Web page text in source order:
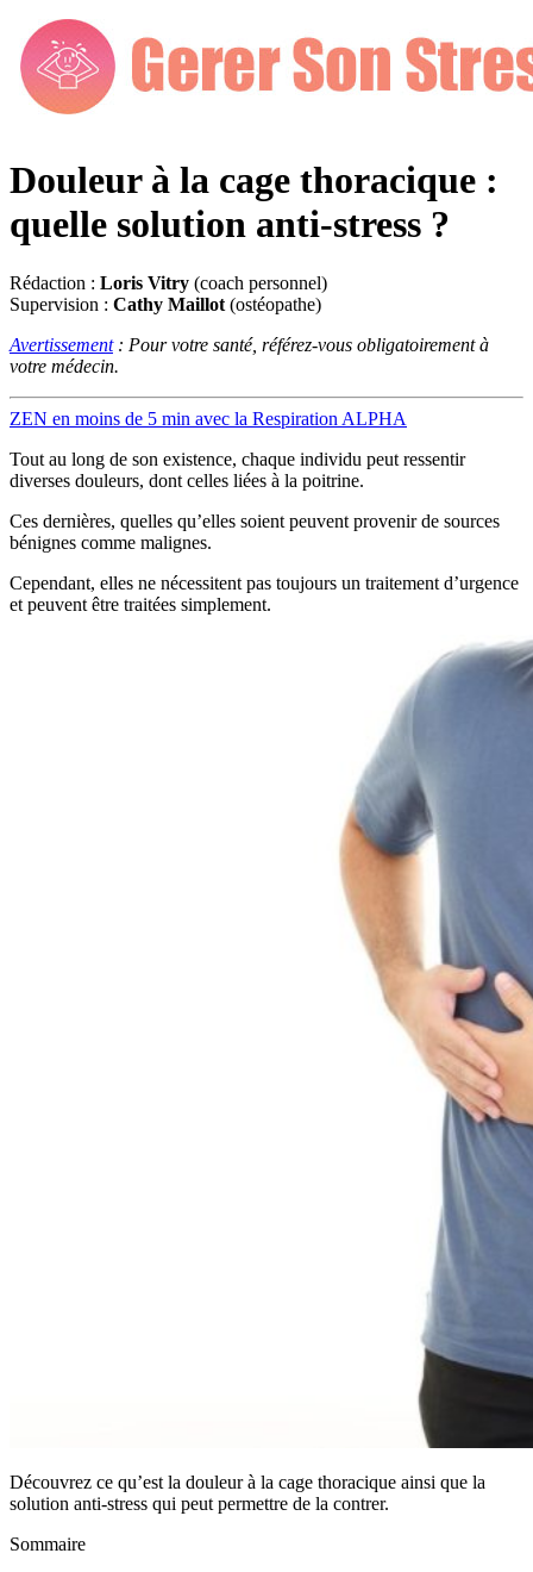
Douleur à la cage thoracique :
quelle solution anti-stress ?
Rédaction : Loris Vitry (coach personnel)
Supervision : Cathy Maillot (ostéopathe)
Avertissement: Pour votre santé, référez-vous obligatoirement à
votre médecin.
ZEN en moins de 5 min avec la Respiration ALPHA
Tout au long de son existence, chaque individu peut ressentir
diverses douleurs, dont celles liées à la poitrine.
Ces dernières, quelles qu’elles soient peuvent provenir de sources
bénignes comme malignes.
Cependant, elles ne nécessitent pas toujours un traitement d’urgence
et peuvent être traitées simplement.
Découvrez ce qu’est la douleur à la cage thoracique ainsi que la
solution anti-stress qui peut permettre de la contrer.
Sommaire